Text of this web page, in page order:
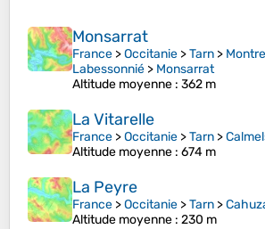
Monsarrat
France >Occitanie >Tarn >
Labessonnié > Monsarrat
Altitude moyenne : 362 m
La Vitarelle
France >Occitanie >Tarn >
Altitude moyenne : 674 m
La Peyre
France >Occitanie >Tarn >
Altitude moyenne : 230 m